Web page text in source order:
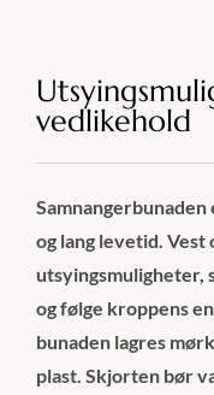
vedlikehold
og lang levetid. Vest
utsyingsmuligheter,
og følge kroppens
bunaden lagres
plast. Skjorten bør